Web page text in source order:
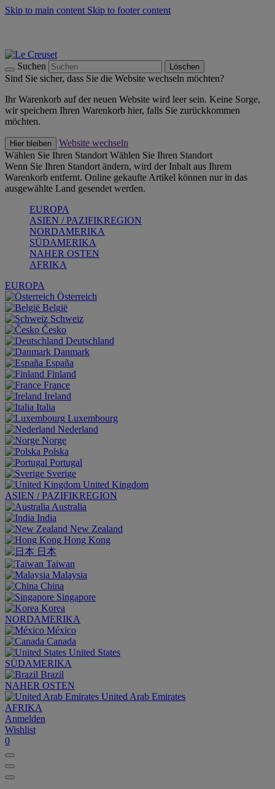
Skip to main content Skip to footer content
Suchen Löschen
Sind Sie sicher, dass Sie die Website wechseln möchten?
Ihr Warenkorb auf der neuen Website wird leer sein. Keine Sorge,
wir speichern Ihren Warenkorb hier, falls Sie zurückkommen
möchten.
Hier bleiben
Website wechseln
Wählen Sie Ihren Standort Wählen Sie Ihren Standort
Wenn Sie Ihren Standort ändern, wird der Inhalt aus Ihrem
Warenkorb entfernt. Online gekaufte Artikel können nur in das
ausgewählte Land gesendet werden.
EUROPA
ASIEN / PAZIFIKREGION
NORDAMERIKA
SÜDAMERIKA
NAHER OSTEN
AFRIKA
EUROPA
Österreich
België
Schweiz
Česko
Deutschland
Danmark
España
Finland
France
Ireland
Italia
Luxembourg
Nederland
Norge
Polska
Portugal
Sverige
United Kingdom
ASIEN / PAZIFIKREGION
Australia
India
New Zealand
Hong Kong
日本
Taiwan
Malaysia
China
Singapore
Korea
NORDAMERIKA
México
Canada
United States
SÜDAMERIKA
Brazil
NAHER OSTEN
United Arab Emirates
AFRIKA
Anmelden
Wishlist
0